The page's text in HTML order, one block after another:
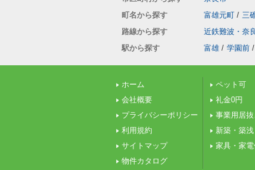
町名から探す
富雄元町 / 三
路線から探す
近鉄難波・奈
駅から探す
富雄 / 学園前 /
ホーム
会社概要
プライバシーポリシー
利用規約
サイトマップ
物件カタログ
ペット可
礼金0円
事業用居
新築・築浅
家具・家電